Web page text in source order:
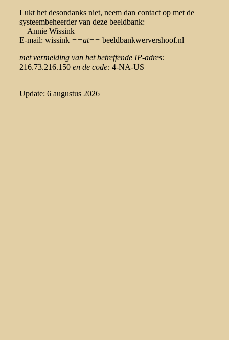
Lukt het desondanks niet, neem dan contact op met de
systeembeheerder van deze beeldbank:
Annie Wissink
E-mail: wissink ==at== beeldbankwervershoof.nl
met vermelding van het betreffende IP-adres:
216.73.216.150 en de code: 4-NA-US
Update: 6 augustus 2026